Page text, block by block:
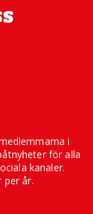
i
för alla
kanaler.
per år.